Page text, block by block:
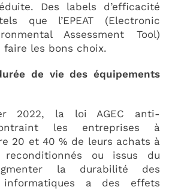
Des labels d’efficacité
que l’EPEAT (Electronic
Assessment Tool)
les bons choix.
de vie des équipements
2022, la loi AGEC anti-
les entreprises à
20 et 40 % de leurs achats à
ou issus du
la durabilité des
informatiques a des effets